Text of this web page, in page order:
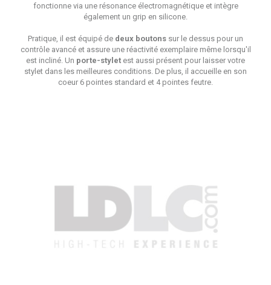
fonctionne via une résonance électromagnétique et intègre
également un grip en silicone.
Pratique, il est équipé de deux boutons sur le dessus pour un
contrôle avancé et assure une réactivité exemplaire même lorsqu'il
est incliné. Un porte-stylet est aussi présent pour laisser votre
stylet dans les meilleures conditions. De plus, il accueille en son
coeur 6 pointes standard et 4 pointes feutre.